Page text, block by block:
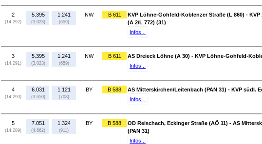
2
(14.292)
5.395
(3.023)
1.241
(659)
NW B 611
KVP Löhne-Gohfeld-Koblenzer Straße (L 860) -
(A 2/L 772) (31)
Infos...
3
(14.291)
5.395
(3.023)
1.241
(659)
NW B 611
AS Dreieck Löhne (A 30) - KVP Löhne-Gohfeld-
Infos...
4
(14.290)
6.031
(3.650)
1.121
(708)
BY B 588
AS Mitterskirchen/Leitenbach (PAN 31) - KVP südl.
Infos...
5
(14.289)
7.051
(4.662)
1.324
(911)
BY B 588
OD Reischach, Eckinger Straße (AÖ 11) - AS
(PAN 31)
Infos...